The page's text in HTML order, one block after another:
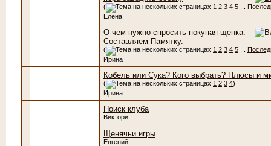
( 1 2 3 4 5
Елена
О чем нужно спросить покупая щенка.
Составляем Памятку.
( 1 2 3 4 5
Ирина
Кобель или Сука? Кого выбрать? Плюсы и
( 1 2 3 4)
Ирина
Поиск клуба
Виктори
Щенячьи игры
Евгений